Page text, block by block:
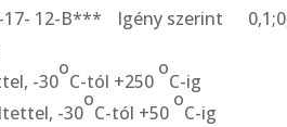
17- 12-B*** Igény szerint
-30
o
C-tól +250
o
C-ig
-30
o
C-tól +50
o
C-ig